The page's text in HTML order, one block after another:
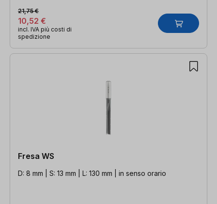
10,52 €
21,75 €
incl. IVA più costi di
spedizione
Fresa WS
D: 8 mm | S: 13 mm | L: 130 mm | in senso orario